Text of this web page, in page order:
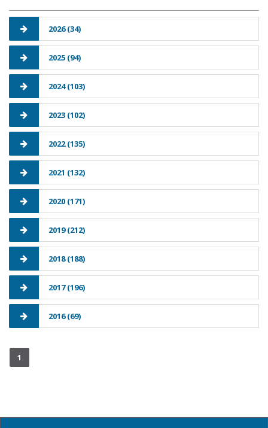
2026 (34)
2025 (94)
2024 (103)
2023 (102)
2022 (135)
2021 (132)
2020 (171)
2019 (212)
2018 (188)
2017 (196)
2016 (69)
1